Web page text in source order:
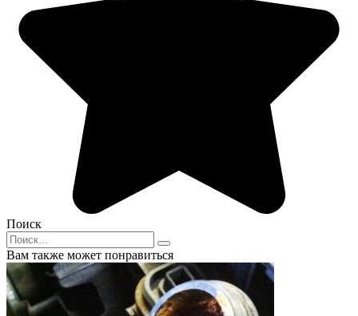
Поиск
Search
for:
Вам также может понравиться